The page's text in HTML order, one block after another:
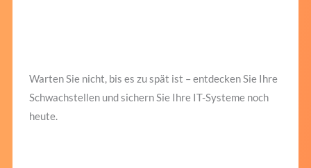
Warten Sie nicht, bis es zu spät ist – entdecken Sie Ihre
Schwachstellen und sichern Sie Ihre IT-Systeme noch
heute.